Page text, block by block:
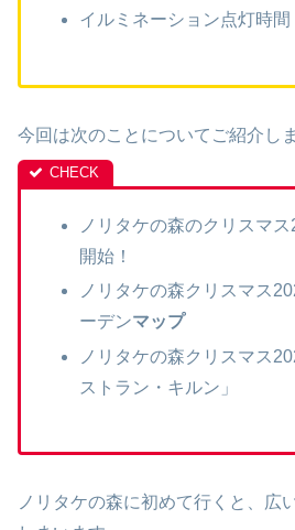
イルミネーション点灯時
今回は次のことについてご紹介しま
ノリタケの森のクリスマ
開始！
ノリタケの森クリスマス
ーデンマップ
ノリタケの森クリスマス
ストラン・キルン」
ノリタケの森に初めて行くと、広